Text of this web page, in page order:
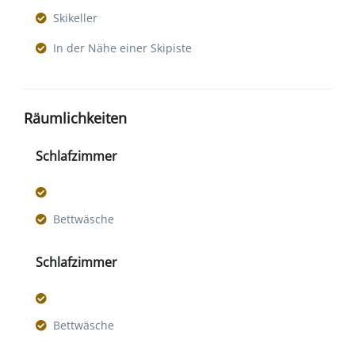
Skikeller
In der Nähe einer Skipiste
Räumlichkeiten
Schlafzimmer
Bettwäsche
Schlafzimmer
Bettwäsche